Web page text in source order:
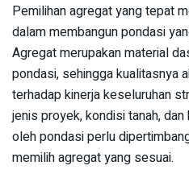
Pemilihan agregat yang tepat
dalam membangun pondasi
Agregat merupakan material
pondasi, sehingga kualitasnya
terhadap kinerja keseluruhan
jenis proyek, kondisi tanah,
oleh pondasi perlu
memilih agregat yang sesuai.